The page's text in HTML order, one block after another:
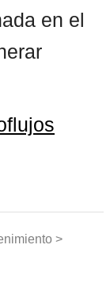
en el
>